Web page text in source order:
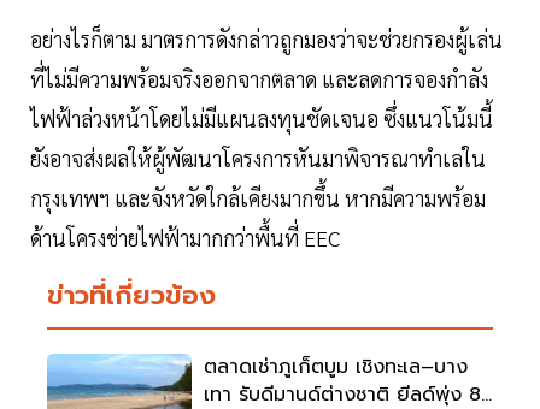
อย่างไรก็ตาม มาตรการดังกล่าวถูกมองว่าจะช่วยกรองผู้เล่น
ที่ไม่มีความพร้อมจริงออกจากตลาด และลดการจองกำลัง
ไฟฟ้าล่วงหน้าโดยไม่มีแผนลงทุนชัดเจนอ ซึ่งแนวโน้มนี้
ยังอาจส่งผลให้ผู้พัฒนาโครงการหันมาพิจารณาทำเลใน
กรุงเทพฯ และจังหวัดใกล้เคียงมากขึ้น หากมีความพร้อม
ด้านโครงข่ายไฟฟ้ามากกว่าพื้นที่ EEC
ข่าวที่เกี่ยวข้อง
ตลาดเช่าภูเก็ตบูม เชิงทะเล–บาง
เทา รับดีมานด์ต่างชาติ ยีลด์พุ่ง 8-